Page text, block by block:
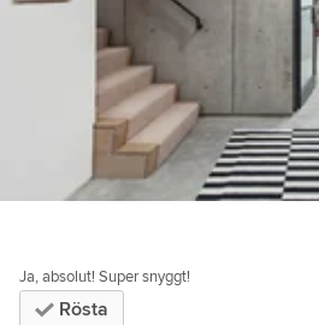
Ja, absolut! Super snyggt!
Rösta